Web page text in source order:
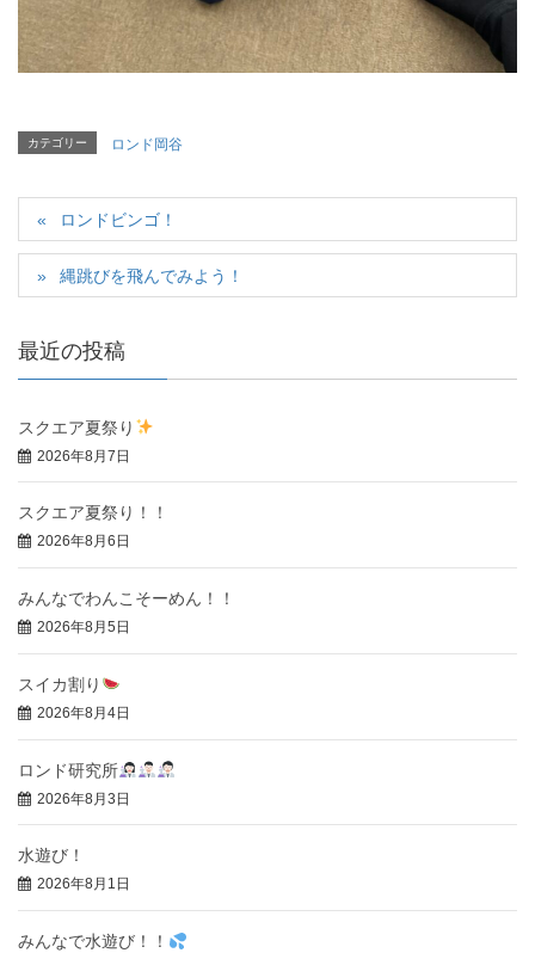
カテゴリー ロンド岡谷
ロンドビンゴ！
縄跳びを飛んでみよう！
最近の投稿
スクエア夏祭り
2026年8月7日
スクエア夏祭り！！
2026年8月6日
みんなでわんこそーめん！！
2026年8月5日
スイカ割り
2026年8月4日
ロンド研究所
2026年8月3日
水遊び！
2026年8月1日
みんなで水遊び！！